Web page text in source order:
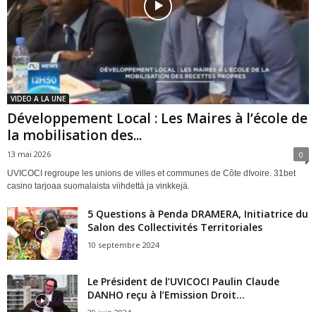
VIDEO A LA UNE
Développement Local : Les Maires à l’école de
la mobilisation des...
13 mai 2026 0
UVICOCI regroupe les unions de villes et communes de Côte dIvoire. 31bet
casino tarjoaa suomalaista viihdettä ja vinkkejä.
5 Questions à Penda DRAMERA, Initiatrice du
Salon des Collectivités Territoriales
10 septembre 2024
Le Président de l’UVICOCI Paulin Claude
DANHO reçu à l’Emission Droit...